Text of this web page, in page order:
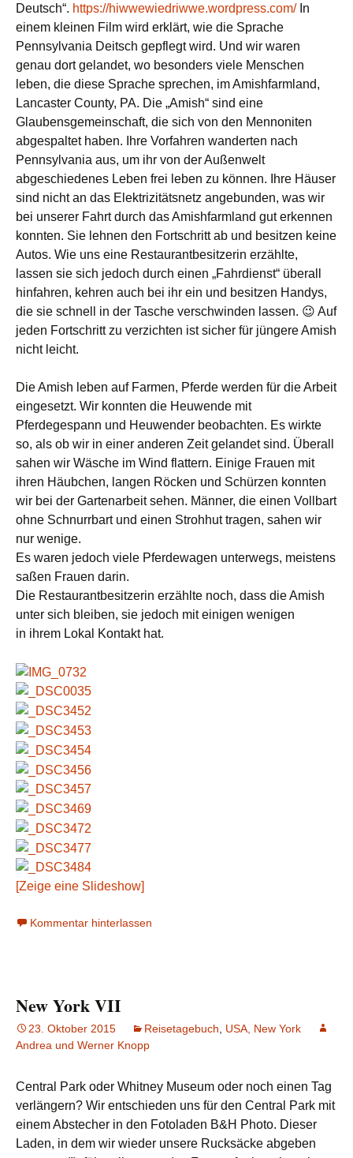
Deutsch“. https://hiwwewiedriwwe.wordpress.com/In
einem kleinen Film wird erklärt, wie die Sprache
Pennsylvania Deitsch gepflegt wird. Und wir waren
genau dort gelandet, wo besonders viele Menschen
leben, die diese Sprache sprechen, im Amishfarmland,
Lancaster County, PA. Die „Amish“ sind eine
Glaubensgemeinschaft, die sich von den Mennoniten
abgespaltet haben. Ihre Vorfahren wanderten nach
Pennsylvania aus, um ihr von der Außenwelt
abgeschiedenes Leben frei leben zu können. Ihre Häuser
sind nicht an das Elektrizitätsnetz angebunden, was wir
bei unserer Fahrt durch das Amishfarmland gut erkennen
konnten. Sie lehnen den Fortschritt ab und besitzen keine
Autos. Wie uns eine Restaurantbesitzerin erzählte,
lassen sie sich jedoch durch einen „Fahrdienst“ überall
hinfahren, kehren auch bei ihr ein und besitzen Handys,
die sie schnell in der Tasche verschwinden lassen. 😉 Auf
jeden Fortschritt zu verzichten ist sicher für jüngere Amish
nicht leicht.
Die Amish leben auf Farmen, Pferde werden für die Arbeit
eingesetzt. Wir konnten die Heuwende mit
Pferdegespann und Heuwender beobachten. Es wirkte
so, als ob wir in einer anderen Zeit gelandet sind. Überall
sahen wir Wäsche im Wind flattern. Einige Frauen mit
ihren Häubchen, langen Röcken und Schürzen konnten
wir bei der Gartenarbeit sehen. Männer, die einen Vollbart
ohne Schnurrbart und einen Strohhut tragen, sahen wir
nur wenige.
Es waren jedoch viele Pferdewagen unterwegs, meistens
saßen Frauen darin.
Die Restaurantbesitzerin erzählte noch, dass die Amish
unter sich bleiben, sie jedoch mit einigen wenigen
in ihrem Lokal Kontakt hat.
[Zeige eine Slideshow]
Kommentar hinterlassen
New York VII
23. Oktober 2015 Reisetagebuch, USA, New York
Andrea und Werner Knopp
Central Park oder Whitney Museum oder noch einen Tag
verlängern? Wir entschieden uns für den Central Park mit
einem Abstecher in den Fotoladen B&H Photo. Dieser
Laden, in dem wir wieder unsere Rucksäcke abgeben